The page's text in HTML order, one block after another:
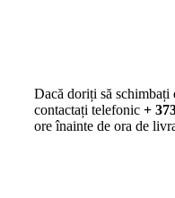
Dacă doriți să schimbați
contactați telefonic +
ore înainte de ora de